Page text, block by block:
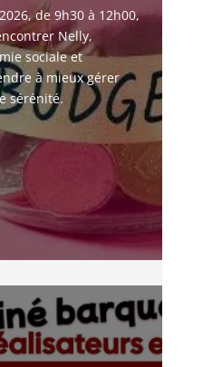
de 9h30 à 12h00,
Nelly,
sociale et
à mieux gérer
sérénité.